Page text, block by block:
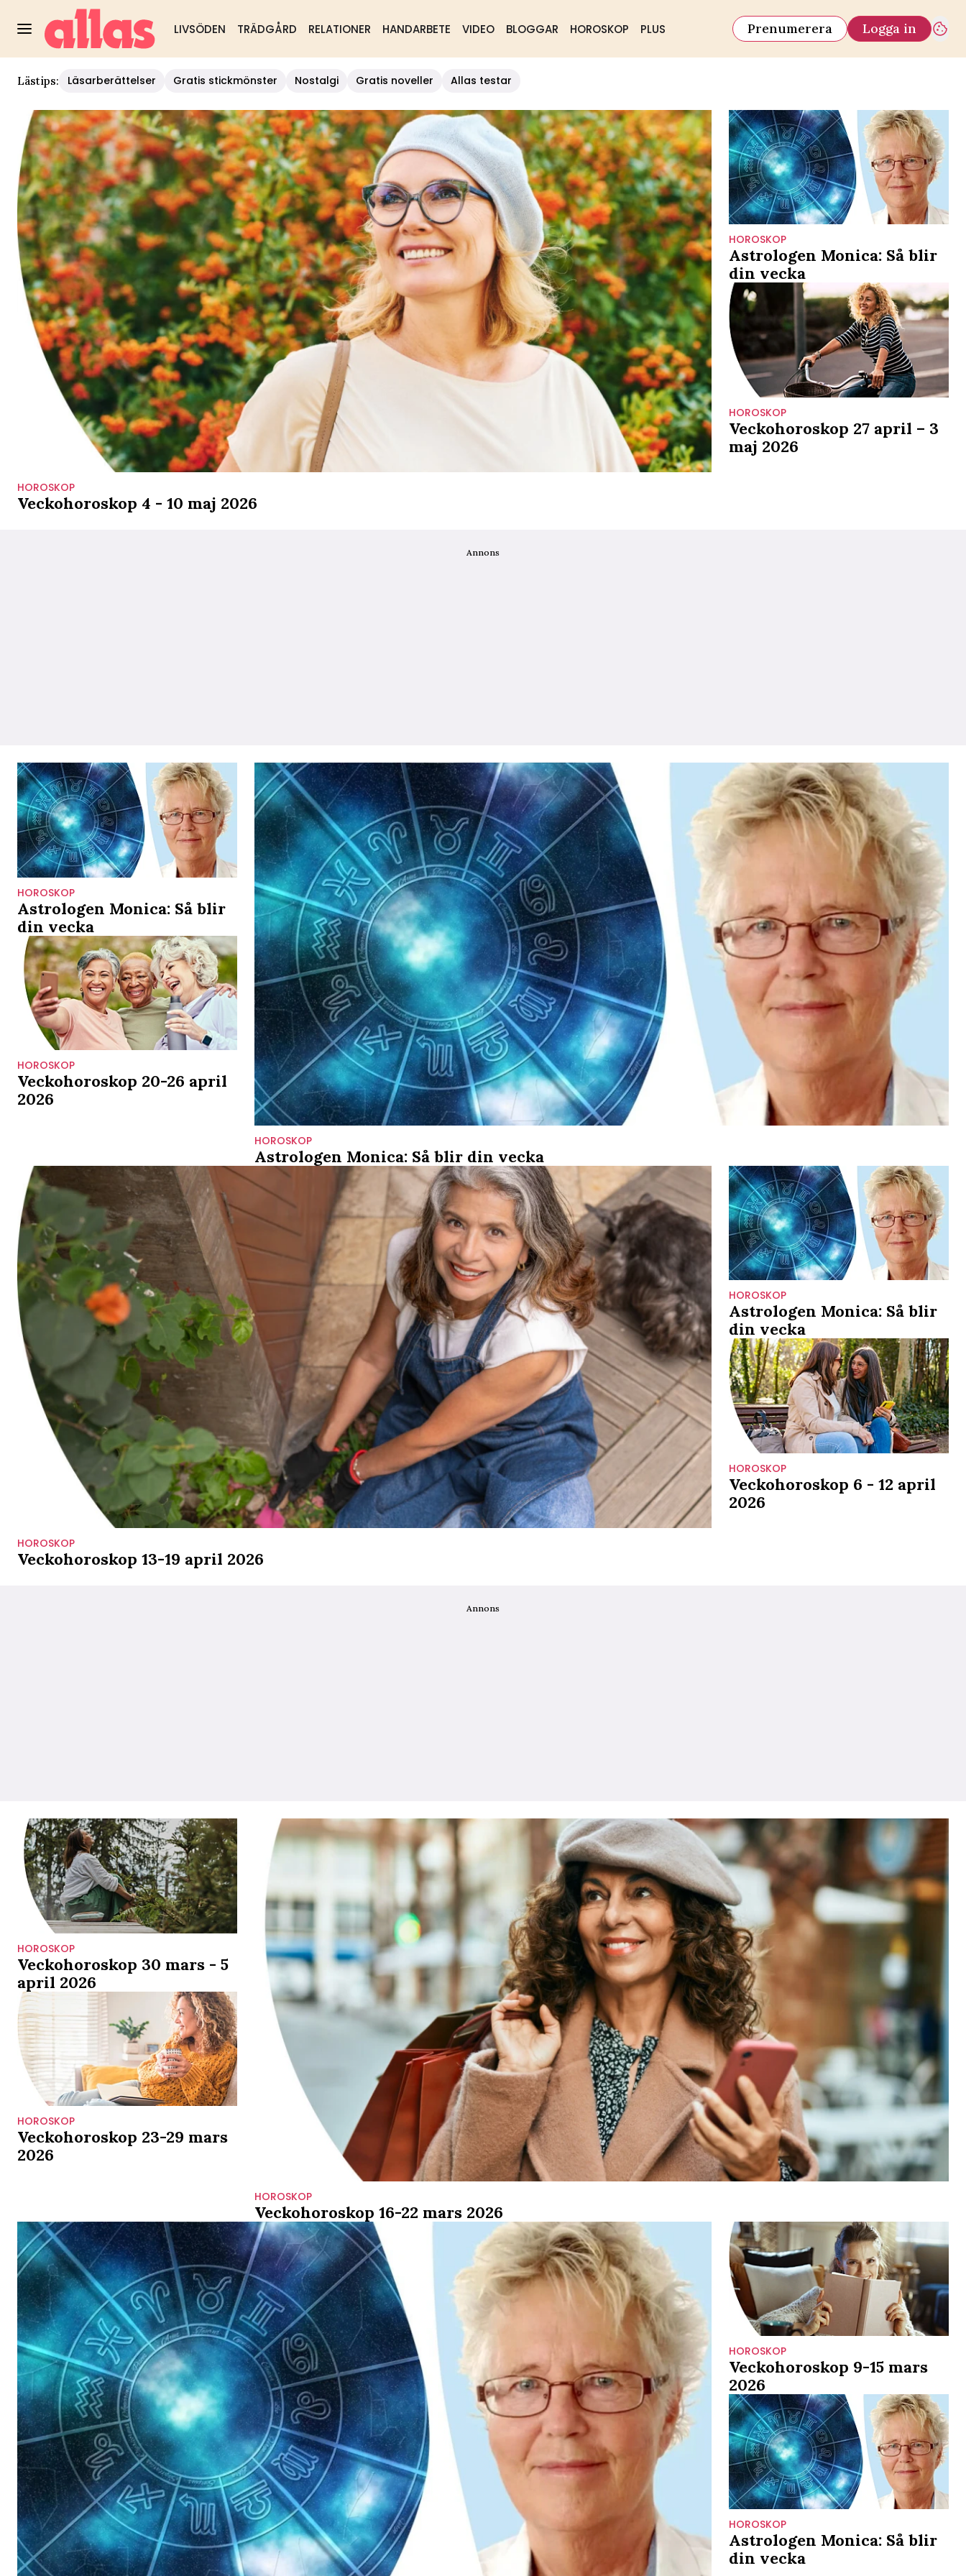
LIVSÖDEN TRÄDGÅRD RELATIONER HANDARBETE VIDEO BLOGGAR HOROSKOP PLUS Prenumerera Logga in
Lästips: Läsarberättelser Gratis stickmönster Nostalgi Gratis noveller Allas testar
HOROSKOP
Veckohoroskop 4 - 10 maj 2026
HOROSKOP
Astrologen Monica: Så blir
din vecka
HOROSKOP
Veckohoroskop 27 april – 3
maj 2026
Annons
HOROSKOP
Astrologen Monica: Så blir
din vecka
HOROSKOP
Veckohoroskop 20-26 april
2026
HOROSKOP
Astrologen Monica: Så blir din vecka
HOROSKOP
Veckohoroskop 13-19 april 2026
HOROSKOP
Astrologen Monica: Så blir
din vecka
HOROSKOP
Veckohoroskop 6 - 12 april
2026
Annons
HOROSKOP
Veckohoroskop 30 mars - 5
april 2026
HOROSKOP
Veckohoroskop 23-29 mars
2026
HOROSKOP
Veckohoroskop 16-22 mars 2026
HOROSKOP
Veckohoroskop 9-15 mars
2026
HOROSKOP
Astrologen Monica: Så blir
din vecka